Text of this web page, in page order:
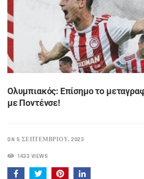
Ολυμπιακός: Επίσημο το
με Ποντένσε!
ON 5 ΣΕΠΤΕΜΒΡΊΟΥ, 2023
1433 VIEWS